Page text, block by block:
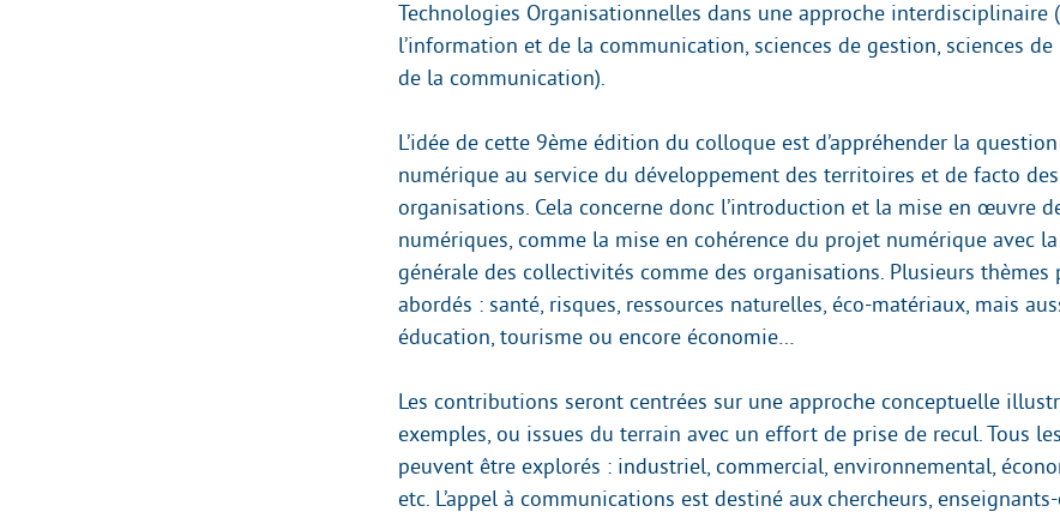
Technologies Organisationnelles dans une approche interdisciplinaire
l’information et de la communication, sciences de gestion, sciences
de la communication).
L’idée de cette 9ème édition du colloque est d’appréhender la
numérique au service du développement des territoires et de facto
organisations. Cela concerne donc l’introduction et la mise en œuvre
numériques, comme la mise en cohérence du projet numérique avec
générale des collectivités comme des organisations. Plusieurs thèmes
abordés : santé, risques, ressources naturelles, éco-matériaux, mais
éducation, tourisme ou encore économie…
Les contributions seront centrées sur une approche conceptuelle
exemples, ou issues du terrain avec un effort de prise de recul. Tous
peuvent être explorés : industriel, commercial, environnemental,
etc. L’appel à communications est destiné aux chercheurs,